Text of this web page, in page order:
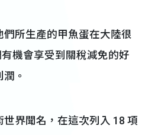
所生產的甲魚蛋在大陸很
機會享受到關稅減免的好
。
界聞名，在這次列入 18 項